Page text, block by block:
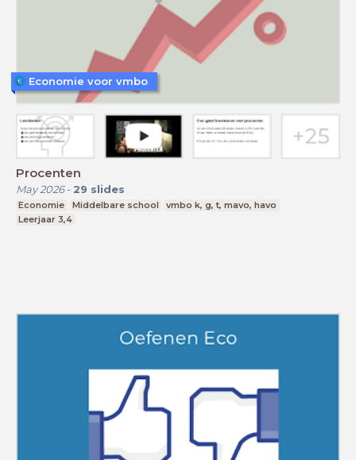
Procenten
May 2026- 29 slides
Economie Middelbare school
vmbo k, g, t, mavo, havo
Leerjaar 3,4
Economie voor vmbo